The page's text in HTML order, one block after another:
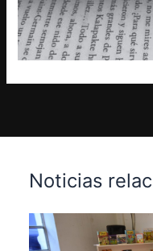
Noticias